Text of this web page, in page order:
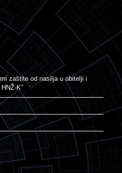
zaštite od nasilja u obitelji i
K”